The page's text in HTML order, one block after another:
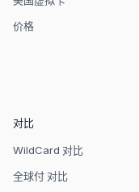
价格
对比
WildCard 对比
全球付 对比